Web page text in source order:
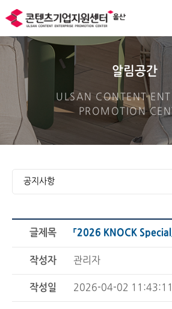
알림공간
ULSAN CONTENT
PROMOTION
공지사항
글제목 「2026 KNOCK Special
작성자 관리자
작성일 2026-04-02 11:43:11